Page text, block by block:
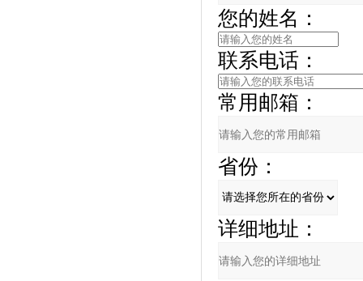
您的姓名：
联系电话：
常用邮箱：
省份：
详细地址：